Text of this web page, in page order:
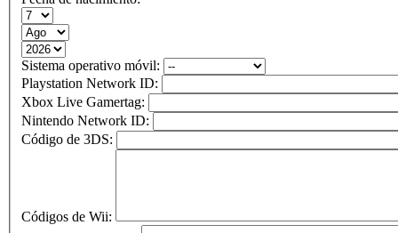
Sistema operativo móvil:
Playstation Network ID:
Xbox Live Gamertag:
Nintendo Network ID:
Código de 3DS:
Códigos de Wii: